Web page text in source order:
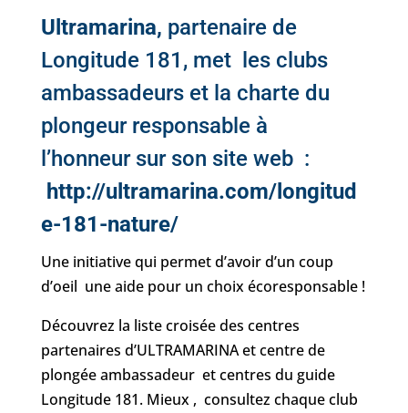
Ultramarina, partenaire de
Longitude 181, met les clubs
ambassadeurs et la charte du
plongeur responsable à
l’honneur sur son site web :
http://ultramarina.com/longitud
e-181-nature/
Une initiative qui permet d’avoir d’un coup
d’oeil une aide pour un choix écoresponsable !
Découvrez la liste croisée des centres
partenaires d’ULTRAMARINA et centre de
plongée ambassadeur et centres du guide
Longitude 181. Mieux , consultez chaque club